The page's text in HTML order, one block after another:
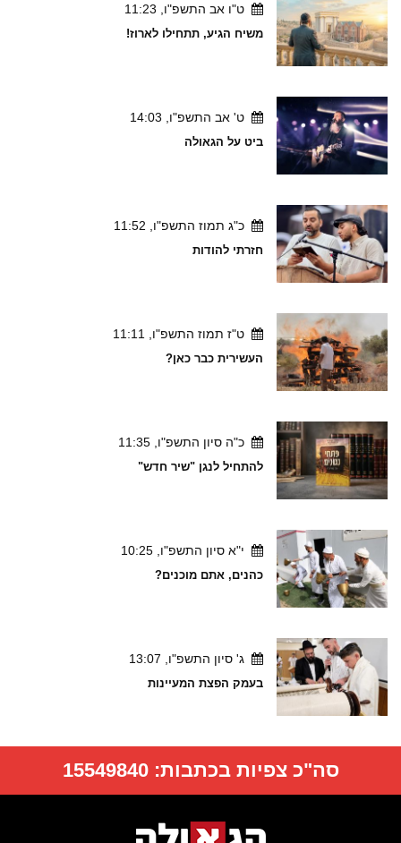
ט"ו אב התשפ"ו, 11:23
משיח הגיע, תתחילו לארוז!
ט' אב התשפ"ו, 14:03
ביט על הגאולה
כ"ג תמוז התשפ"ו, 11:52
חזרתי להודות
ט"ז תמוז התשפ"ו, 11:11
העשירית כבר כאן?
כ"ה סיון התשפ"ו, 11:35
להתחיל לנגן "שיר חדש"
י"א סיון התשפ"ו, 10:25
כהנים, אתם מוכנים?
ג' סיון התשפ"ו, 13:07
בעמק הפצת המעיינות
סה"כ צפיות בכתבות:15549840